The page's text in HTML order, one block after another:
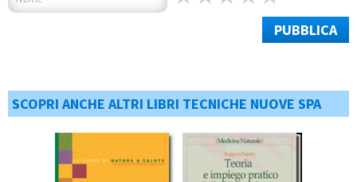
PUBBLICA
SCOPRI ANCHE ALTRI LIBRI TECNICHE NUOVE SPA